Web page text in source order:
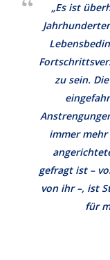
„Es ist
zu sein.
immer
gefragt ist –
von ihr –, ist
für